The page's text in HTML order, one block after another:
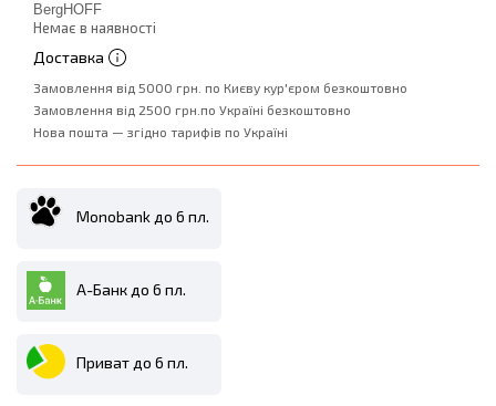
BergHOFF
Немає в наявності
Доставка
Замовлення від 5000 грн. по Києву кур'єром безкоштовно
Замовлення від 2500 грн.по Україні безкоштовно
Нова пошта — згідно тарифів по Україні
Monobank до 6 пл.
А-Банк до 6 пл.
Приват до 6 пл.